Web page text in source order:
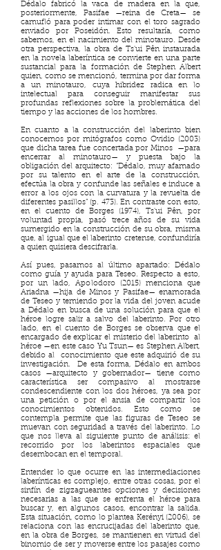
Dédalo fabricó la vaca de madera en la que,
posteriormente, Pasifae —reina de Creta— se
camufló para poder intimar con el toro sagrado
enviado por Poseidón. Esto resultaría, como
sabemos, en el nacimiento del minotauro. Desde
otra perspectiva, la obra de Ts'ui Pên instaurada
en la novela laberíntica se convierte en una parte
sustancial para la formación de Stephen Albert
quien, como se mencionó, termina por dar forma
a un minotauro, cuya hibridez radica en lo
intelectual para conseguir manifestar sus
profundas reflexiones sobre la problemática del
tiempo y las acciones de los hombres.
En cuanto a la construcción del laberinto bien
conocemos por mitógrafos como Ovidio (2003)
que dicha tarea fue concertada por Minos —para
encerrar al minotauro— y puesta bajo la
obligación del arquitecto: “Dédalo, muy afamado
por su talento en el arte de la construcción,
efectúa la obra y confunde las señales e induce a
error a los ojos con la curvatura y la revuelta de
diferentes pasillos” (p. 473). En contraste con esto,
en el cuento de Borges (1974), Ts'ui Pên, por
voluntad propia, pasó trece años de su vida
sumergido en la construcción de su obra, misma
que, al igual que el laberinto cretense, confundiría
a quien quisiera descifrarla.
Así pues, pasamos al último apartado: Dédalo
como guía y ayuda para Teseo. Respecto a esto,
por un lado, Apolodoro (2015) menciona que
Ariadna —hija de Minos y Pasifae— enamorada
de Teseo y temiendo por la vida del joven acude
a Dédalo en busca de una solución para que el
héroe logre salir a salvo del laberinto. Por otro
lado, en el cuento de Borges se observa que el
encargado de explicar el misterio del laberinto al
héroe —en este caso Yu Tsun— es Stephen Albert,
debido al conocimiento que este adquirió de su
investigación. De esta forma, Dédalo en ambos
casos —arquitecto y gobernador— tiene como
característica ser compasivo al mostrarse
condescendiente con los dos héroes, ya sea por
una petición o por el ansia de compartir los
conocimientos obtenidos. Esto como se
contempla permite que las figuras de Teseo se
muevan con seguridad a través del laberinto. Lo
que nos lleva al siguiente punto de análisis: el
recorrido por los laberintos espaciales que
desembocan en el temporal.
Entender lo que ocurre en las intermediaciones
laberínticas es complejo, entre otras cosas, por el
sinfín de zigzagueantes opciones y decisiones
necesarias a las que se enfrenta el héroe para
buscar y, en algunos casos, encontrar la salida.
Esta situación, como lo plantea Kerényi (2006), se
relaciona con las encrucijadas del laberinto que,
en la obra de Borges, se mantienen en virtud del
binomio de ser y moverse entre los pasajes como